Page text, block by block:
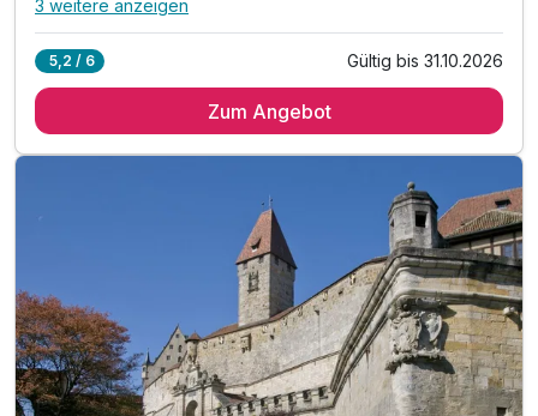
Alle Inklusivleistungen
2 x reichhaltiges Frühstück vom Buffet
inkl. Parken in der Nähe vom Festungsgelände
3 weitere anzeigen
5,2 / 6 Gültig bis 31.10.2026
Zum Angebot